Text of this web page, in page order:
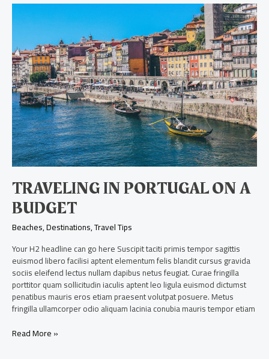
TRAVELING IN PORTUGAL ON A
BUDGET
Beaches,Destinations,Travel Tips
Your H2 headline can go here Suscipit taciti primis tempor sagittis
euismod libero facilisi aptent elementum felis blandit cursus gravida
sociis eleifend lectus nullam dapibus netus feugiat. Curae fringilla
porttitor quam sollicitudin iaculis aptent leo ligula euismod dictumst
penatibus mauris eros etiam praesent volutpat posuere. Metus
fringilla ullamcorper odio aliquam lacinia conubia mauris tempor etiam
Traveling
in
on
a
budget
Read More »